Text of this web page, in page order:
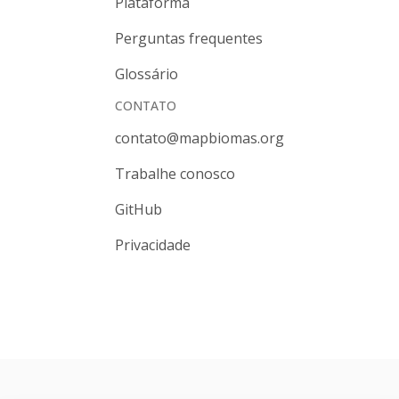
Perguntas frequentes
Glossário
CONTATO
contato@mapbiomas.org
Trabalhe conosco
GitHub
Privacidade